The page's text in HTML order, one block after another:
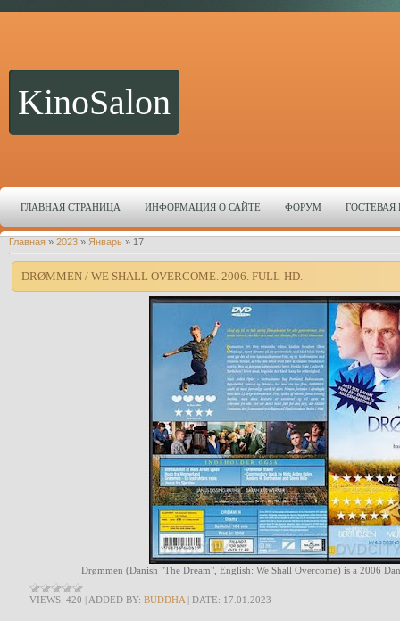
KinoSalon
ГЛАВНАЯ СТРАНИЦА ИНФОРМАЦИЯ О САЙТЕ ФОРУМ ГОСТЕВАЯ
Главная » 2023 » Январь » 17
DRØMMEN / WE SHALL OVERCOME. 2006. FULL-HD.
Drømmen (Danish "The Dream", English: We Shall Overcome) is a 2006
VIEWS: 420 | ADDED BY: BUDDHA | DATE: 17.01.2023